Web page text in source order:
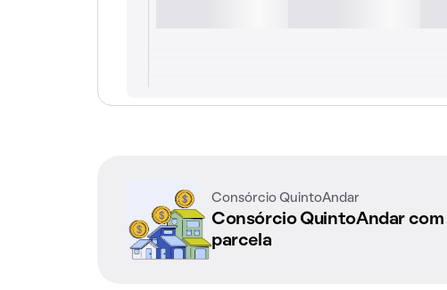
Consórcio QuintoAndar
Consórcio QuintoAndar com
parcela